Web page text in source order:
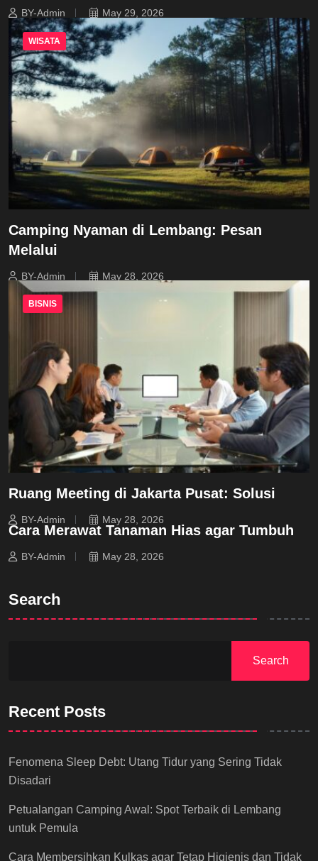
BY-Admin May 29, 2026
WISATA
Camping Nyaman di Lembang: Pesan
Melalui
BY-Admin May 28, 2026
BISNIS
Ruang Meeting di Jakarta Pusat: Solusi
BY-Admin May 28, 2026
Cara Merawat Tanaman Hias agar Tumbuh
BY-Admin May 28, 2026
Search
Search
Recent Posts
Fenomena Sleep Debt: Utang Tidur yang Sering Tidak
Disadari
Petualangan Camping Awal: Spot Terbaik di Lembang
untuk Pemula
Cara Membersihkan Kulkas agar Tetap Higienis dan Tidak